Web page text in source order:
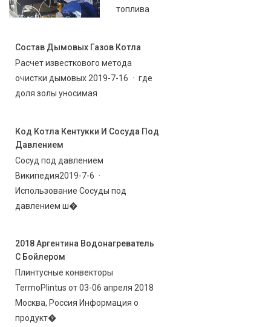
топлива
Состав Дымовых Газов Котла
Расчет известкового метода
очистки дымовых 2019-7-16 · где
доля золы уносимая
Код Котла Кентукки И Сосуда Под
Давлением
Сосуд под давлением
Википедия2019-7-6 ·
Использование Сосуды под
давлением ш�
2018 Аргентина Водонагреватель
С Бойлером
Плинтусные конвекторы
TermoPlintus от 03-06 апреля 2018
Москва, Россия Информация о
продукт�